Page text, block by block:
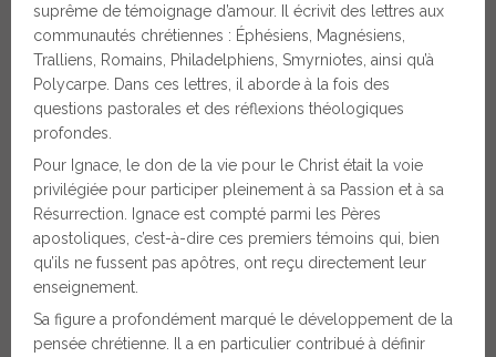
suprême de témoignage d’amour. Il écrivit des lettres aux
communautés chrétiennes : Éphésiens, Magnésiens,
Tralliens, Romains, Philadelphiens, Smyrniotes, ainsi qu’à
Polycarpe. Dans ces lettres, il aborde à la fois des
questions pastorales et des réflexions théologiques
profondes.
Pour Ignace, le don de la vie pour le Christ était la voie
privilégiée pour participer pleinement à sa Passion et à sa
Résurrection. Ignace est compté parmi les Pères
apostoliques, c’est-à-dire ces premiers témoins qui, bien
qu’ils ne fussent pas apôtres, ont reçu directement leur
enseignement.
Sa figure a profondément marqué le développement de la
pensée chrétienne. Il a en particulier contribué à définir